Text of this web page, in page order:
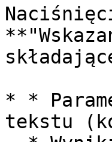
* *
tekstu